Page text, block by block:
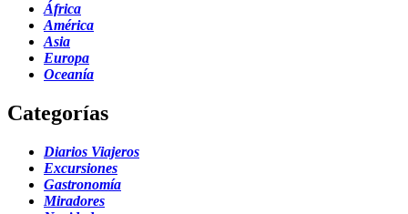
África
América
Asia
Europa
Oceanía
Categorías
Diarios Viajeros
Excursiones
Gastronomía
Miradores